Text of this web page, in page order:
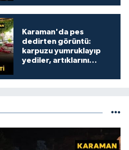
Karaman'da pes
dedirten görüntü:
karpuzu yumruklayıp
yediler, artıklarını